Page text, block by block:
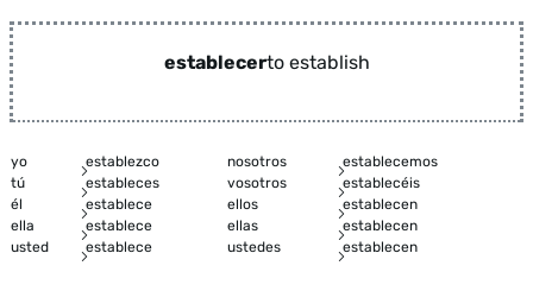
establecerto establish
yo establezco nosotros
establecemos
tú
estableces vosotros
establecéis
él
establece ellos
establecen
ella
establece ellas
establecen
usted
establece ustedes establecen